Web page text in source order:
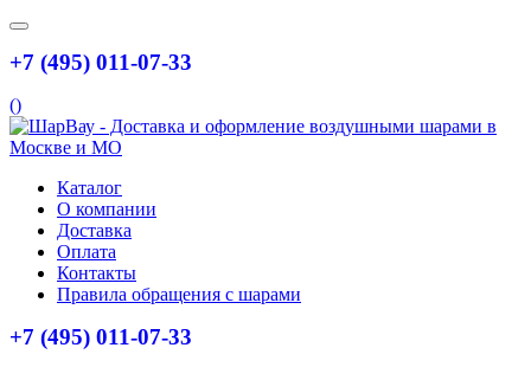
+7 (495) 011-07-33
()
Каталог
О компании
Доставка
Оплата
Контакты
Правила обращения с шарами
+7 (495) 011-07-33